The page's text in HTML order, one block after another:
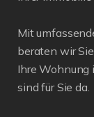
Mit
beraten wir
Ihre Wohnung
sind für Sie da.